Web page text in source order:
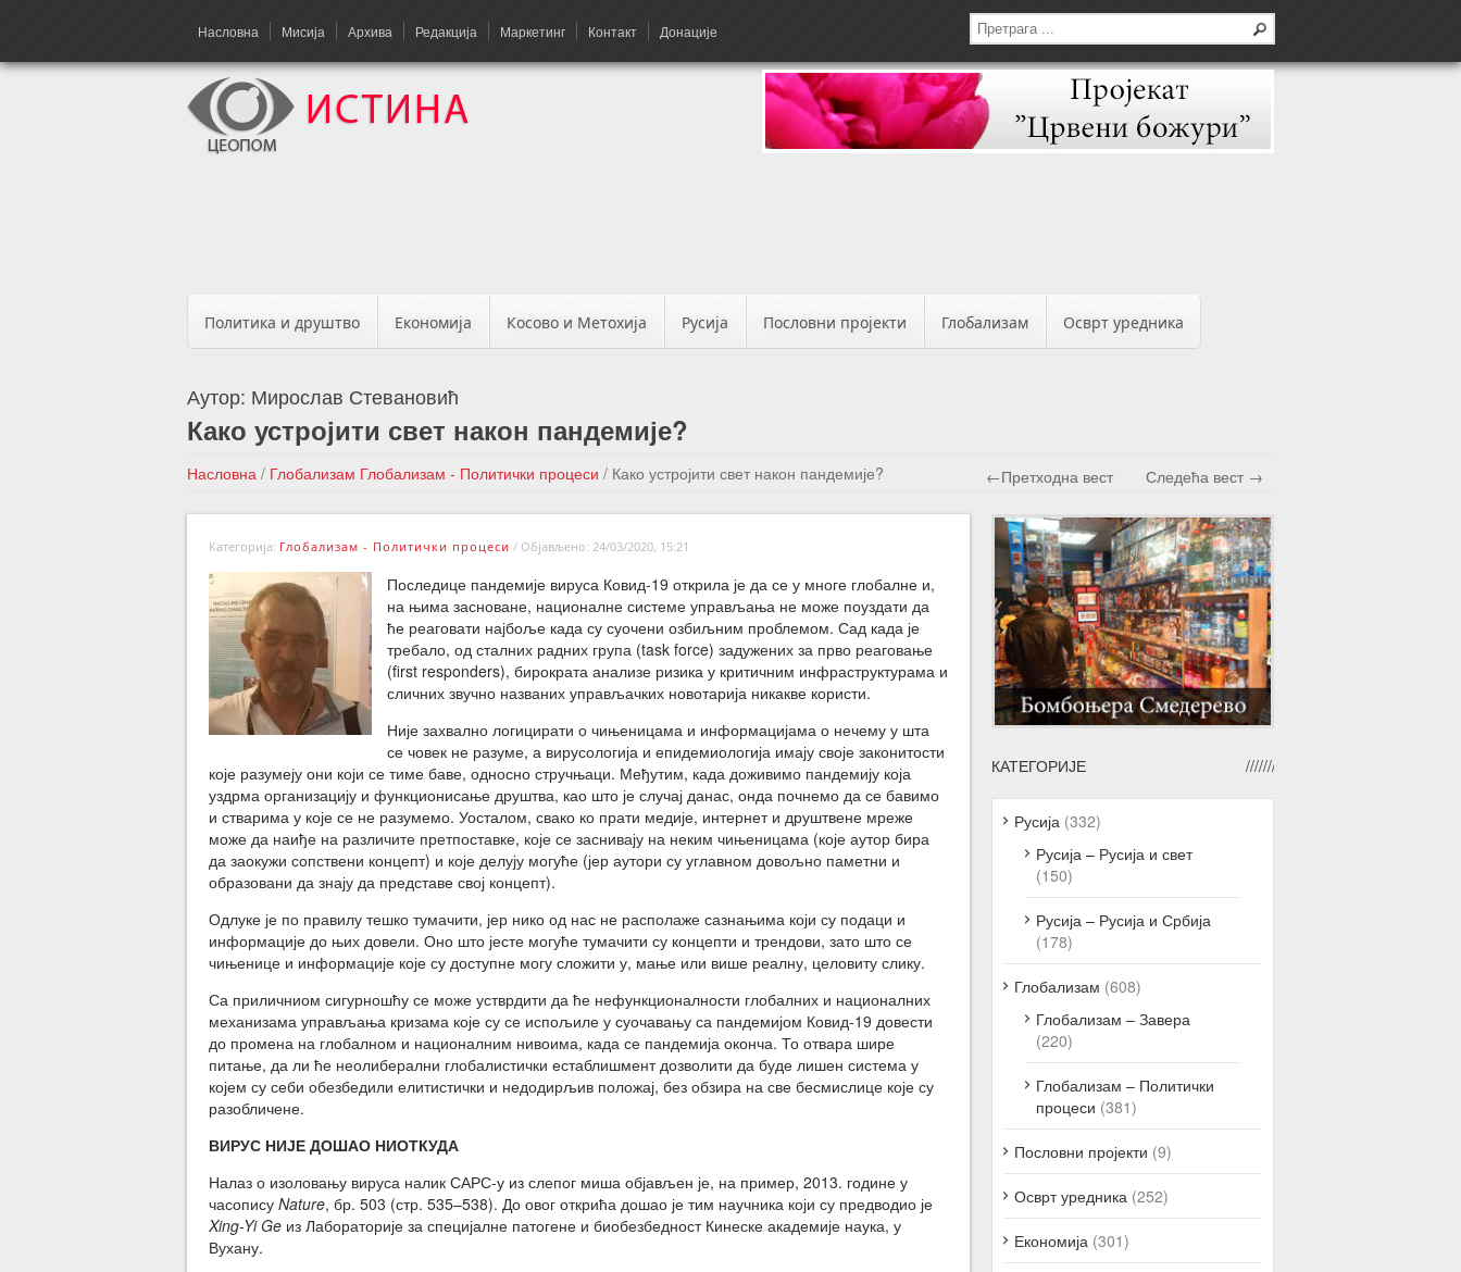
Насловна Мисија Архива Редакција Маркетинг Контакт Донације
Политика и друштво Економија Косово и Метохија Русија Пословни пројекти Глобализам Осврт уредника
Аутор: Мирослав Стевановић
Како устројити свет након пандемије?
Насловна / Глобализам Глобализам - Политички процеси / Како устројити свет након пандемије? ←Претходна вест Следећа вест →
Категорија: Глобализам - Политички процеси / Објављено: 24/03/2020, 15:21
Последице пандемије вируса Ковид-19 открила је да се у многе глобалне и,
на њима засноване, националне системе управљања не може поуздати да
ће реаговати најбоље када су суочени озбиљним проблемом. Сад када је
требало, од сталних радних група (task force) задужених за прво реаговање
(first responders), бирократа анализе ризика у критичним инфраструктурама и
сличних звучно названих управљачких новотарија никакве користи.
Није захвално логицирати о чињеницама и информацијама о нечему у шта
се човек не разуме, а вирусологија и епидемиологија имају своје законитости
које разумеју они који се тиме баве, односно стручњаци. Међутим, када доживимо пандемију која
уздрма организацију и функционисање друштва, као што је случај данас, онда почнемо да се бавимо
и стварима у које се не разумемо. Уосталом, свако ко прати медије, интернет и друштвене мреже
може да наиђе на различите претпоставке, које се заснивају на неким чињеницама (које аутор бира
да заокужи сопствени концепт) и које делују могуће (јер аутори су углавном довољно паметни и
образовани да знају да представе свој концепт).
Одлуке је по правилу тешко тумачити, јер нико од нас не располаже сазнањима који су подаци и
информације до њих довели. Оно што јесте могуће тумачити су концепти и трендови, зато што се
чињенице и информације које су доступне могу сложити у, мање или више реалну, целовиту слику.
Са приличниом сигурношћу се може устврдити да ће нефункционалности глобалних и националних
механизама управљања кризама које су се испољиле у суочавању са пандемијом Ковид-19 довести
до промена на глобалном и националним нивоима, када се пандемија оконча. То отвара шире
питање, да ли ће неолиберални глобалистички естаблишмент дозволити да буде лишен система у
којем су себи обезбедили елитистички и недодирљив положај, без обзира на све бесмислице које су
разобличене.
ВИРУС НИЈЕ ДОШАО НИОТКУДА
Налаз о изоловању вируса налик САРС-у из слепог миша објављен је, на пример, 2013. године у
часопису Nature, бр. 503 (стр. 535–538). До овог открића дошао је тим научника који су предводио је
Xing-Yi Ge из Лабораторије за специјалне патогене и биобезбедност Кинеске академије наука, у
Вухану.
КАТЕГОРИЈЕ
Русија (332)
Русија – Русија и свет
(150)
Русија – Русија и Србија
(178)
Глобализам (608)
Глобализам – Завера
(220)
Глобализам – Политички
процеси (381)
Пословни пројекти (9)
Осврт уредника (252)
Економија (301)